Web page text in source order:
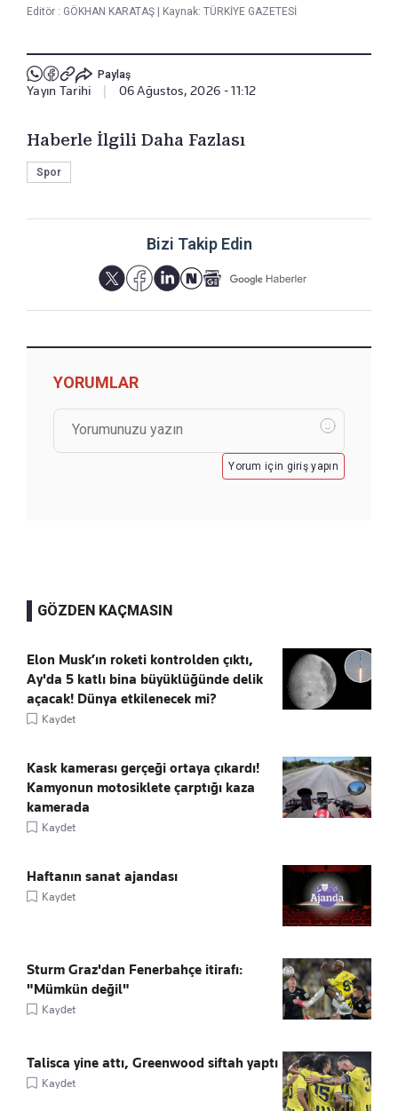
Editör : GÖKHAN KARATAŞ Kaynak: TÜRKİYE GAZETESİ
Paylaş
Yayın Tarihi 06 Ağustos, 2026 - 11:12
Haberle İlgili Daha Fazlası
Spor
Bizi Takip Edin
YORUMLAR
Yorum için giriş yapın
GÖZDEN KAÇMASIN
Elon Musk’ın roketi kontrolden çıktı,
Ay'da 5 katlı bina büyüklüğünde delik
açacak! Dünya etkilenecek mi?
Kaydet
Kask kamerası gerçeği ortaya çıkardı!
Kamyonun motosiklete çarptığı kaza
kamerada
Kaydet
Haftanın sanat ajandası
Kaydet
Sturm Graz'dan Fenerbahçe itirafı:
"Mümkün değil"
Kaydet
Talisca yine attı, Greenwood siftah yaptı
Kaydet